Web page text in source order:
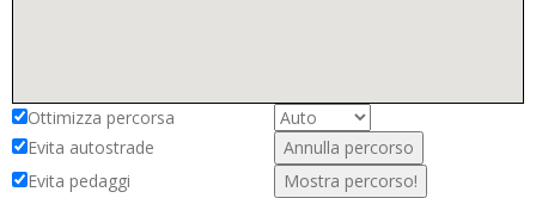
Ottimizza percorsa
Evita autostrade
Evita pedaggi